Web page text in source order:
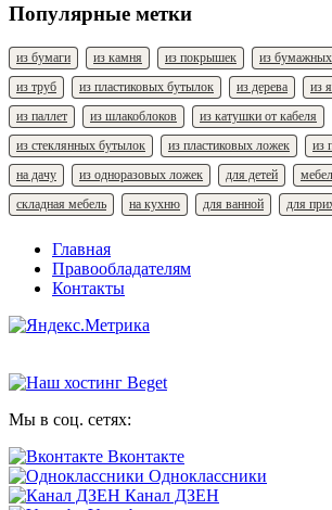
Популярные метки
из бумаги из камня из покрышек из
из труб
из пластиковых бутылок из дерева из
из паллет
из шлакоблоков
из катушки от кабеля
из стеклянных бутылок
из пластиковых ложек
из
на дачу
из одноразовых ложек для детей
складная мебель
на кухню для ванной для
Главная
Правообладателям
Контакты
Мы в соц. сетях:
Вконтакте
Одноклассники
Канал ДЗЕН